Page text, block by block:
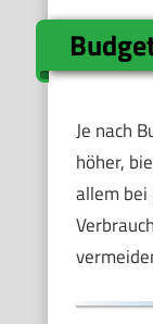
Je nach
höher,
allem